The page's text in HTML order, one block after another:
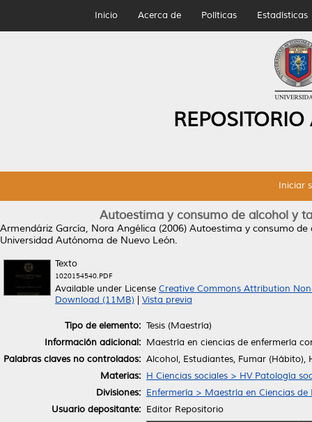
Inicio Acerca de Políticas Estadísticas
Iniciar
Autoestima y consumo de alcohol y
Armendáriz García, Nora Angélica (2006) Autoestima y consumo
Universidad Autónoma de Nuevo León.
Texto
1020154540.PDF
Available under License Creative Commons Attribution
Download (11MB)
Vista previa
Tipo de elemento: Tesis (Maestría)
Información adicional: Maestría en ciencias de enfermería
Palabras claves no controlados: Alcohol, Estudiantes, Fumar (Hábito),
Materias: H Ciencias sociales > HV Patología
Divisiones: Enfermería > Maestría en Ciencias de
Usuario depositante: Editor Repositorio